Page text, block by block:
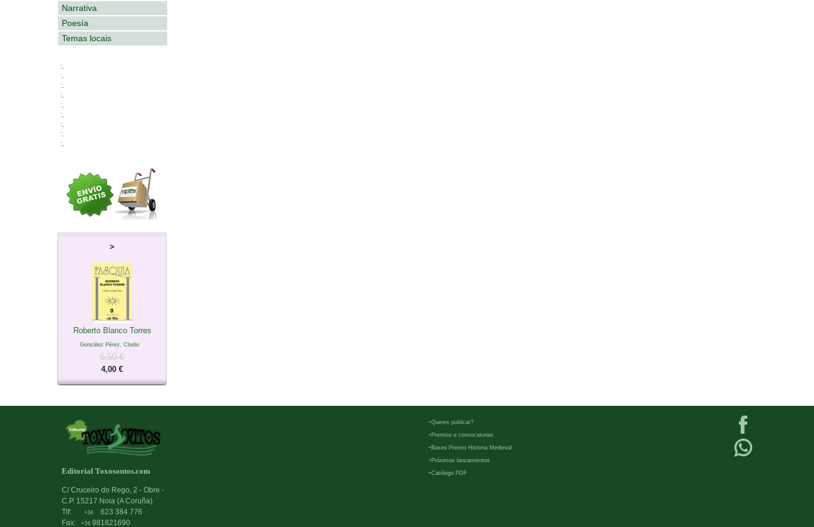
Narrativa
Poesía
Temas locais
:.
:.
:.
:.
:.
:.
:.
:.
:.
>
Roberto Blanco Torres
González Pérez, Clodio
6,50 €
4,00 €
Editorial Toxosoutos.com
C/ Cruceiro do Rego, 2 - Obre -
C.P. 15217 Noia (A Coruña)
Tlf:
+34
623 384 776
Fax:
+34 981821690
-Queres publicar?
- Premios e convocatorias
- Bases Premio Historia Medieval
- Próximos lanzamientos
-Católogo PDF